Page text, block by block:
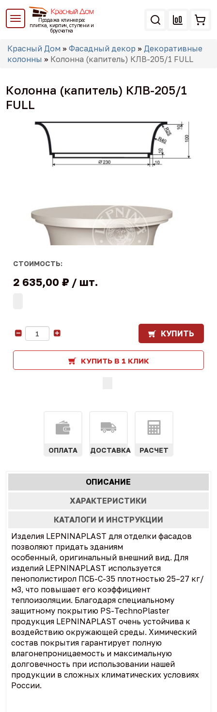
Перейти
основному
Продажа клинкера:
плитка, кирпич, ступени и
брусчатка
Вы
здесь
Красный Дом » Фасадный декор » Декоративные
колонны » Колонна (капитель) КЛВ-205/1 FULL
Колонна (капитель) КЛВ-205/1
FULL
СТОИМОСТЬ:
2 635,00 ₽ шт.
КУПИТЬ
КУПИТЬ В 1 КЛИК
ОПЛАТА ДОСТАВКА РАСЧЕТ
Характеристики
табы
ОПИСАНИЕ
ВКЛАДКА)
ХАРАКТЕРИСТИКИ
КАТАЛОГИ И ИНСТРУКЦИИ
Изделия LEPNINAPLAST для отделки фасадов
позволяют придать зданиям
особенный, оригинальный внешний вид. Для
изделий LEPNINAPLAST используется
пенополистирол ПСБ-С-35 плотностью 25–27 кг/
м3, что повышает его коэффициент
теплоизоляции. Благодаря специальному
защитному покрытию PS-TechnoPlaster
продукция LEPNINAPLAST очень устойчива к
воздействию окружающей среды. Химический
состав покрытия гарантирует полную
влагонепроницаемость и максимальную
долговечность при использовании нашей
продукции в сложных климатических условиях
России.